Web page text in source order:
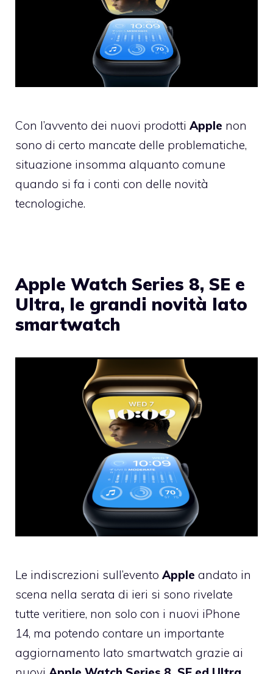
Con l’avvento dei nuovi prodotti Apple non
sono di certo mancate delle problematiche,
situazione insomma alquanto comune
quando si fa i conti con delle novità
tecnologiche.
Apple Watch Series 8, SE e
Ultra, le grandi novità lato
smartwatch
Le indiscrezioni sull’evento Apple andato in
scena nella serata di ieri si sono rivelate
tutte veritiere, non solo con i nuovi iPhone
14, ma potendo contare un importante
aggiornamento lato smartwatch grazie ai